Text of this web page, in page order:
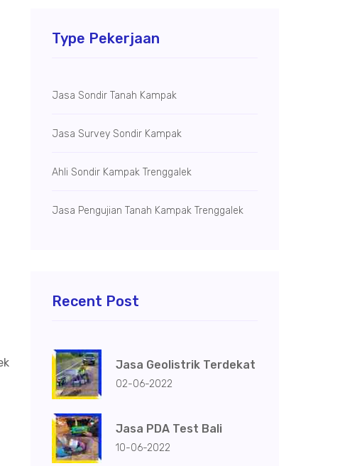
Type Pekerjaan
Jasa Sondir Tanah Kampak
Jasa Survey Sondir Kampak
Ahli Sondir Kampak Trenggalek
Jasa Pengujian Tanah Kampak Trenggalek
Recent Post
Jasa Geolistrik Terdekat
02-06-2022
Jasa PDA Test Bali
10-06-2022